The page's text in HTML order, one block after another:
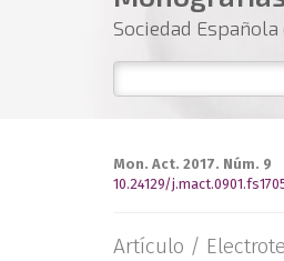
Sociedad
Mon. Act. 2017. Núm. 9
10.24129/
Artículo /